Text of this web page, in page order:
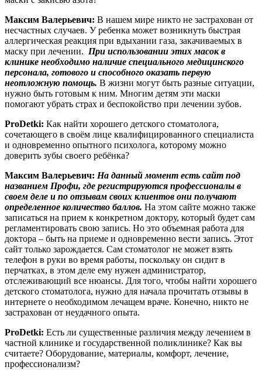
Максим Валерьевич: В нашем мире никто не застрахован от
несчастных случаев. У ребенка может возникнуть быстрая
аллергическая реакция при вдыхании газа, закачиваемых в
маску при лечении. При использовании этих масок в
клинике необходимо наличие специального медицинского
персонала, готового и способного оказать первую
неотложную помощь. В жизни могут быть разные ситуации,
нужно быть готовым к ним. Многим детям эти маски
помогают убрать страх и беспокойство при лечении зубов.
ProDetki: Как найти хорошего детского стоматолога,
сочетающего в своём лице квалифицированного специалиста
и одновременно опытного психолога, которому можно
доверить зубы своего ребёнка?
Максим Валерьевич: На данный момент есть сайт под
названием Профи, где регистрируются профессионалы в
своем деле и по отзывам своих клиентов они получают
определенное количество баллов. На этом сайте можно также
записаться на прием к конкретном доктору, который будет сам
регламентировать свою запись. Но это объемная работа для
доктора – быть на приеме и одновременно вести запись. Этот
сайт только зарождается. Сам стоматолог не может взять
телефон в руки во время работы, поскольку он сидит в
перчатках, в этом деле ему нужен администратор,
отслеживающий все нюансы. Для того, чтобы найти хорошего
детского стоматолога, нужно для начала прочитать отзывы в
интернете о необходимом лечащем враче. Конечно, никто не
застрахован от неудачного опыта.
ProDetki: Есть ли существенные различия между лечением в
частной клинике и государственной поликлинике? Как вы
считаете? Оборудование, материалы, комфорт, лечение,
профессионализм?